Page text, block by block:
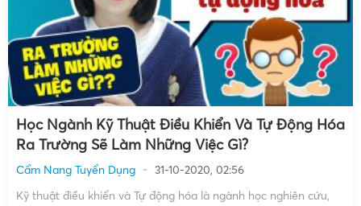
Học Ngành Kỹ Thuật Điều Khiển Và Tự Động Hóa
Ra Trường Sẽ Làm Những Việc Gì?
Cẩm Nang Tuyển Dụng
31-10-2020, 02:56
Kỹ thuật điều khiển và Tự động hóa là ngành học nghiên cứu,